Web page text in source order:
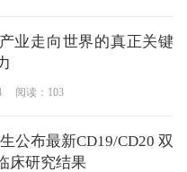
业走向世界的真正关键
阅读：103
公布最新CD19/CD20 双
床研究结果